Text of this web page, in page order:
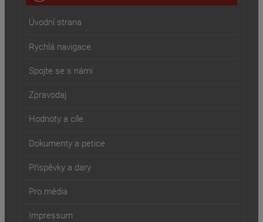
Úvodní strana
Rychlá navigace
Spojte se s námi
Zpravodaj
Hodnoty a cíle
Dokumenty a petice
Příspěvky a dary
Pro média
Impressum